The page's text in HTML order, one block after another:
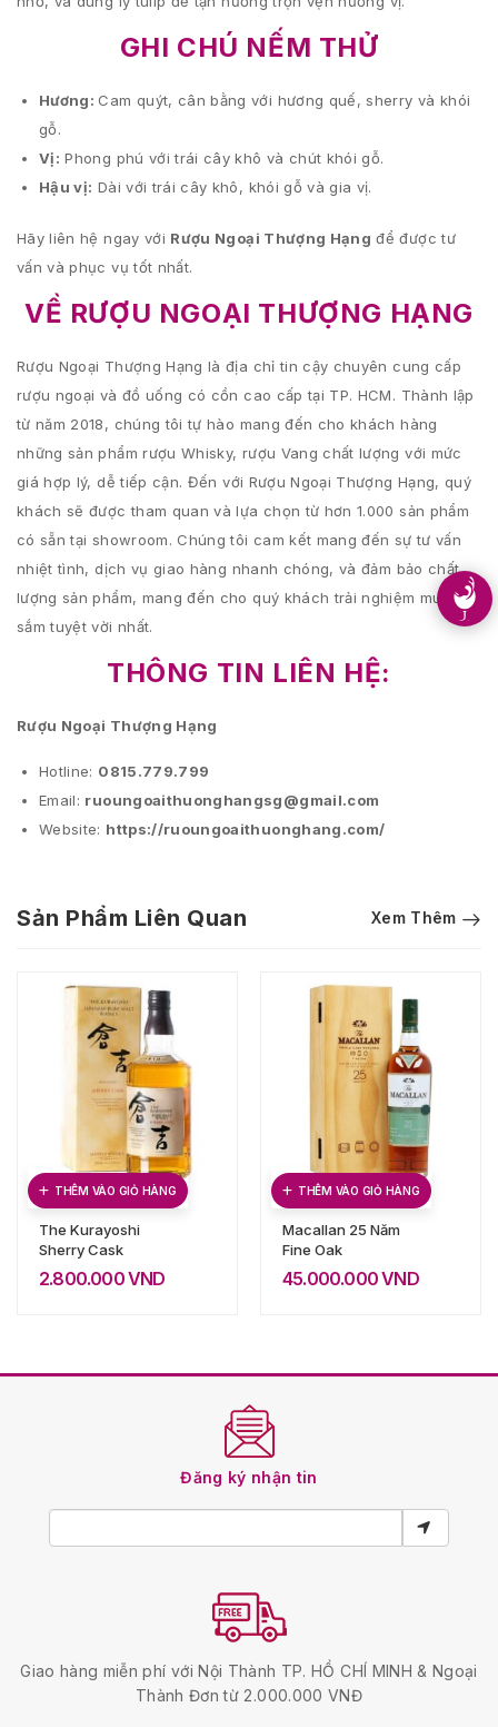
GHI CHÚ NẾM THỬ
Hương: Cam quýt, cân bằng với hương quế, sherry và khói
gỗ.
Vị: Phong phú với trái cây khô và chút khói gỗ.
Hậu vị: Dài với trái cây khô, khói gỗ và gia vị.
Hãy liên hệ ngay với Rượu Ngoại Thượng Hạng để được tư
vấn và phục vụ tốt nhất.
VỀ RƯỢU NGOẠI THƯỢNG HẠNG
Rượu Ngoại Thượng Hạng là địa chỉ tin cậy chuyên cung cấp
rượu ngoại và đồ uống có cồn cao cấp tại TP. HCM. Thành lập
từ năm 2018, chúng tôi tự hào mang đến cho khách hàng
những sản phẩm rượu Whisky, rượu Vang chất lượng với mức
giá hợp lý, dễ tiếp cận. Đến với Rượu Ngoại Thượng Hạng, quý
khách sẽ được tham quan và lựa chọn từ hơn 1.000 sản phẩm
có sẵn tại showroom. Chúng tôi cam kết mang đến sự tư vấn
nhiệt tình, dịch vụ giao hàng nhanh chóng, và đảm bảo chất
lượng sản phẩm, mang đến cho quý khách trải nghiệm mua
sắm tuyệt vời nhất.
THÔNG TIN LIÊN HỆ:
Rượu Ngoại Thượng Hạng
Hotline: 0815.779.799
Email: ruoungoaithuonghangsg@gmail.com
Website: https://ruoungoaithuonghang.com/
Sản Phẩm Liên Quan Xem Thêm
THÊM VÀO GIỎ HÀNG
The Kurayoshi
Sherry Cask
2.800.000VND
THÊM VÀO GIỎ HÀNG
Macallan 25 Năm
Fine Oak
45.000.000VND
Đăng ký nhận tin
Giao hàng miễn phí với Nội Thành TP. HỒ CHÍ MINH & Ngoại
Thành Đơn từ 2.000.000 VNĐ